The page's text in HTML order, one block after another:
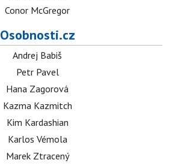
Conor McGregor
Osobnosti.cz
Andrej Babiš
Petr Pavel
Hana Zagorová
Kazma Kazmitch
Kim Kardashian
Karlos Vémola
Marek Ztracený